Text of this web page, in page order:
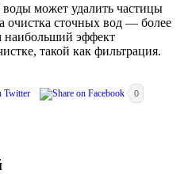
может удалить частицы
очистка сточных вод — более
наибольший эффект
такой как фильтрация.
0